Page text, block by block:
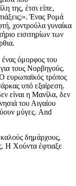
της, έτσι είπε,
Ένας Ρομά
χοντρούλα γυναίκα
εισιτηρίων των
όμορφος του
τους Νορβηγούς.
ευρωπαϊκός τρόπος
υπό εξαίρεση.
είναι η Μανίλα, δεν
του Αιγαίου
μύγες. And
δημάρχους,
Η Χούντα έφτιαξε